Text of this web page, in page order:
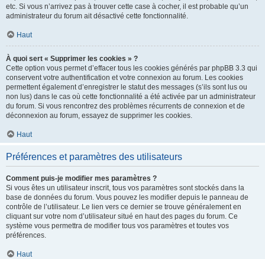
etc. Si vous n’arrivez pas à trouver cette case à cocher, il est probable qu’un
administrateur du forum ait désactivé cette fonctionnalité.
Haut
À quoi sert « Supprimer les cookies » ?
Cette option vous permet d’effacer tous les cookies générés par phpBB 3.3 qui
conservent votre authentification et votre connexion au forum. Les cookies
permettent également d’enregistrer le statut des messages (s’ils sont lus ou
non lus) dans le cas où cette fonctionnalité a été activée par un administrateur
du forum. Si vous rencontrez des problèmes récurrents de connexion et de
déconnexion au forum, essayez de supprimer les cookies.
Haut
Préférences et paramètres des utilisateurs
Comment puis-je modifier mes paramètres ?
Si vous êtes un utilisateur inscrit, tous vos paramètres sont stockés dans la
base de données du forum. Vous pouvez les modifier depuis le panneau de
contrôle de l’utilisateur. Le lien vers ce dernier se trouve généralement en
cliquant sur votre nom d’utilisateur situé en haut des pages du forum. Ce
système vous permettra de modifier tous vos paramètres et toutes vos
préférences.
Haut